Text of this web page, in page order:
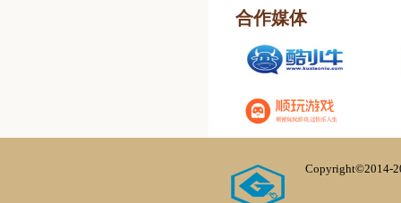
合作媒体
Copyright©2014-